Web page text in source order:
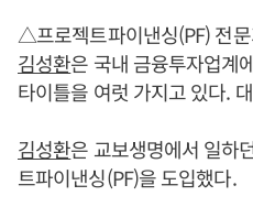
△프로젝트파이낸싱(PF) 전
김성환은 국내 금융투자업계
타이틀을 여럿 가지고 있다.
김성환은 교보생명에서 일하
트파이낸싱(PF)을 도입했다.